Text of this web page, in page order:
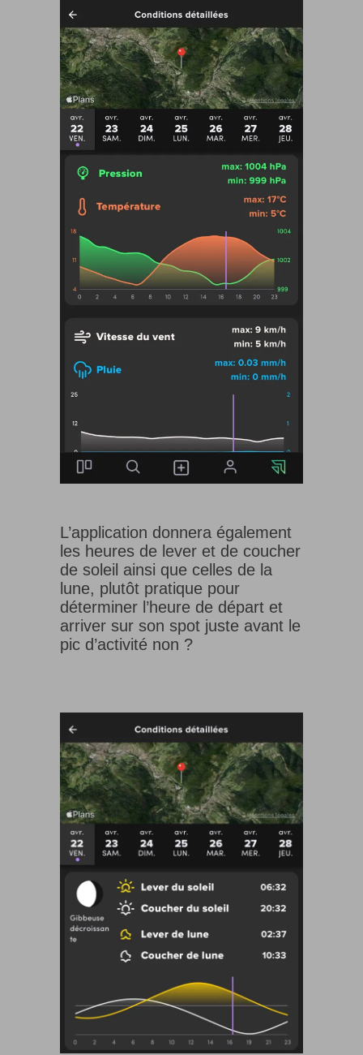
L’application donnera également
les heures de lever et de coucher
de soleil ainsi que celles de la
lune, plutôt pratique pour
déterminer l’heure de départ et
arriver sur son spot juste avant le
pic d’activité non ?